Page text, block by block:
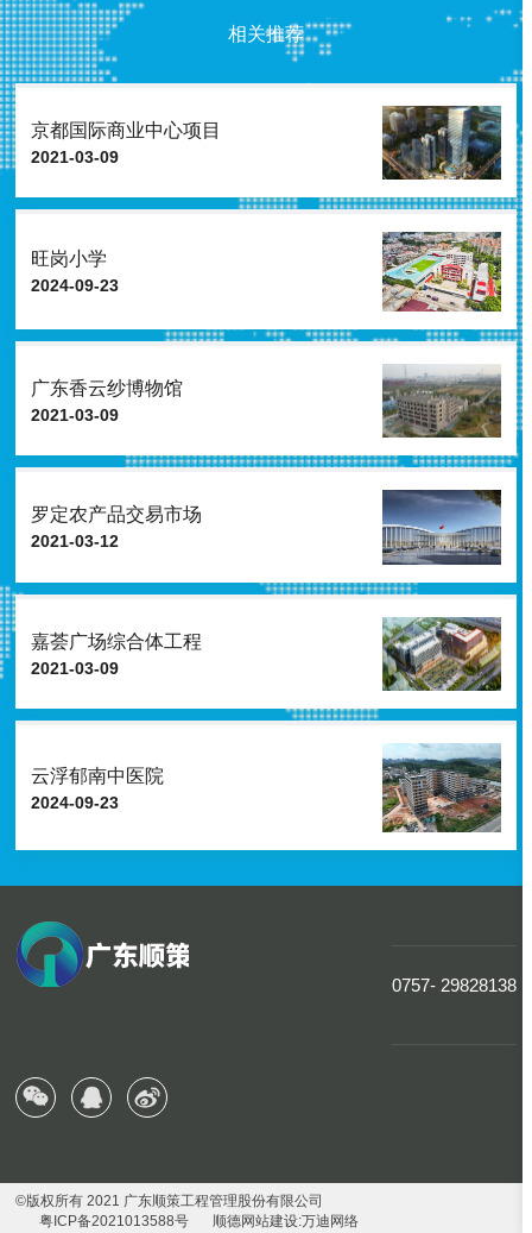
相关推荐
京都国际商业中心项目
2021-03-09
旺岗小学
2024-09-23
广东香云纱博物馆
2021-03-09
罗定农产品交易市场
2021-03-12
嘉荟广场综合体工程
2021-03-09
云浮郁南中医院
2024-09-23
0757- 29828138
©版权所有 2021 广东顺策工程管理股份有限公司
粤ICP备2021013588号
顺德网站建设:万迪网络